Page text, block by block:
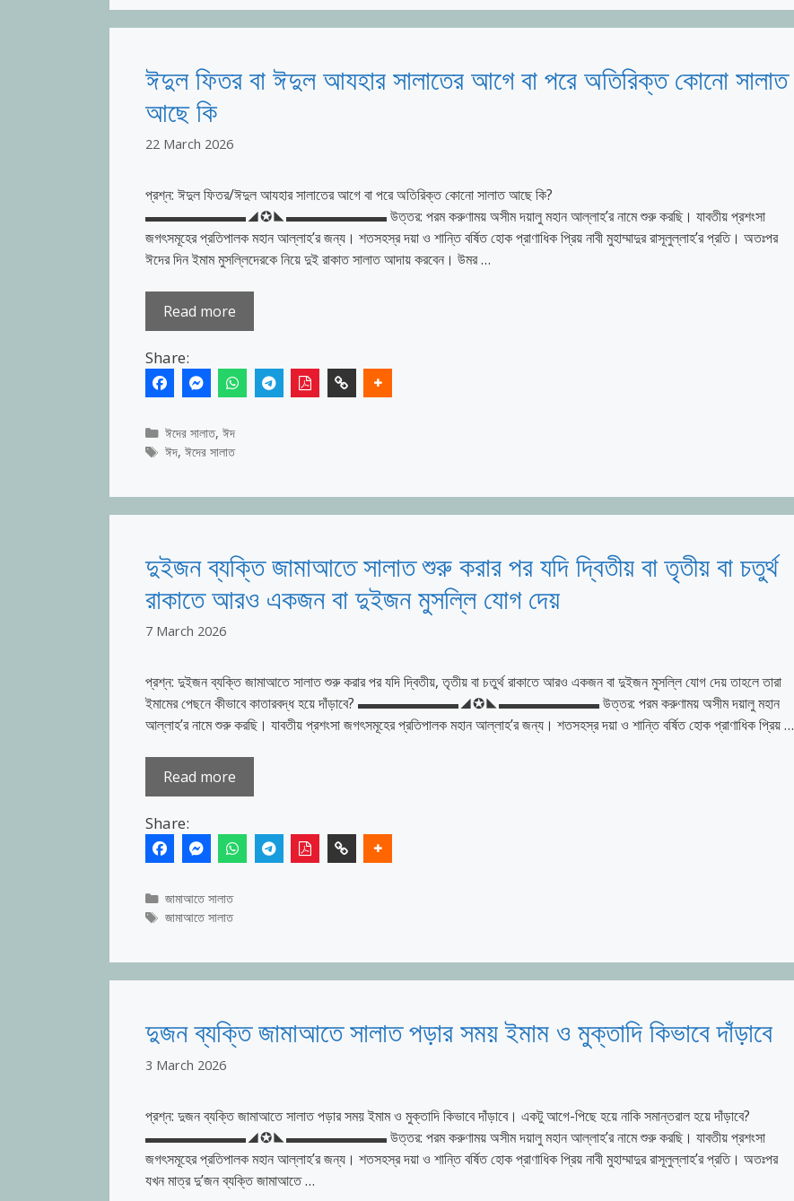
ঈদুল ফিতর বা ঈদুল আযহার সালাতের আগে বা পরে অতিরিক্ত কোনো সালাত
আছে কি
22 March 2026
প্রশ্ন: ঈদুল ফিতর/ঈদুল আযহার সালাতের আগে বা পরে অতিরিক্ত কোনো সালাত আছে কি?
▬▬▬▬▬▬▬◢✪◣▬▬▬▬▬▬▬ উত্তর: পরম করুণাময় অসীম দয়ালু মহান আল্লাহ’র নামে শুরু করছি। যাবতীয় প্রশংসা
জগৎসমূহের প্রতিপালক মহান আল্লাহ’র জন্য। শতসহস্র দয়া ও শান্তি বর্ষিত হোক প্রাণাধিক প্রিয় নাবী মুহাম্মাদুর রাসূলুল্লাহ’র প্রতি। অতঃপর
ঈদের দিন ইমাম মুসল্লিদেরকে নিয়ে দুই রাকাত সালাত আদায় করবেন। উমর …
Read more
Share:
Categories
ঈদের সালাত, ঈদ
Tags
ঈদ, ঈদের সালাত
দুইজন ব্যক্তি জামাআতে সালাত শুরু করার পর যদি দ্বিতীয় বা তৃতীয় বা চতুর্থ
রাকাতে আরও একজন বা দুইজন মুসল্লি যোগ দেয়
7 March 2026
প্রশ্ন: দুইজন ব্যক্তি জামাআতে সালাত শুরু করার পর যদি দ্বিতীয়, তৃতীয় বা চতুর্থ রাকাতে আরও একজন বা দুইজন মুসল্লি যোগ দেয় তাহলে তারা
ইমামের পেছনে কীভাবে কাতারবদ্ধ হয়ে দাঁড়াবে? ▬▬▬▬▬▬▬◢✪◣▬▬▬▬▬▬▬ ​উত্তর: পরম করুণাময় অসীম দয়ালু মহান
আল্লাহ’র নামে শুরু করছি। যাবতীয় প্রশংসা জগৎসমূহের প্রতিপালক মহান আল্লাহ’র জন্য। শতসহস্র দয়া ও শান্তি বর্ষিত হোক প্রাণাধিক প্রিয় …
Read more
Share:
Categories
জামাআতে সালাত
Tags
জামাআতে সালাত
দুজন ব্যক্তি জামাআতে সালাত পড়ার সময় ইমাম ও মুক্তাদি কিভাবে দাঁড়াবে
3 March 2026
প্রশ্ন: দুজন ব্যক্তি জামাআতে সালাত পড়ার সময় ইমাম ও মুক্তাদি কিভাবে দাঁড়াবে। একটু আগে-পিছে হয়ে নাকি সমান্তরাল হয়ে দাঁড়াবে?
▬▬▬▬▬▬▬◢✪◣▬▬▬▬▬▬▬ ​উত্তর: পরম করুণাময় অসীম দয়ালু মহান আল্লাহ’র নামে শুরু করছি। যাবতীয় প্রশংসা
জগৎসমূহের প্রতিপালক মহান আল্লাহ’র জন্য। শতসহস্র দয়া ও শান্তি বর্ষিত হোক প্রাণাধিক প্রিয় নাবী মুহাম্মাদুর রাসূলুল্লাহ’র প্রতি। অতঃপর
যখন মাত্র দু’জন ব্যক্তি জামাআতে …